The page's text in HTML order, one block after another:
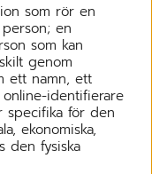
som rör en
en
som kan
genom
ett namn, ett
identifierare
specifika för den
ekonomiska,
den fysiska